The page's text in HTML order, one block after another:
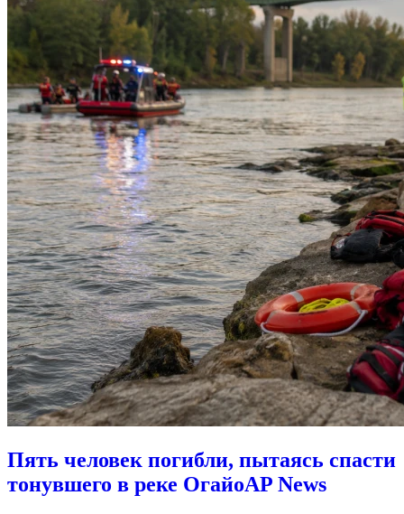
Пять человек погибли, пытаясь спасти
тонувшего в реке ОгайоAP News